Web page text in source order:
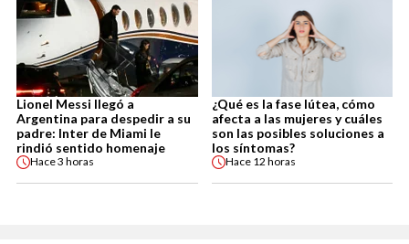
Lionel Messi llegó a
Argentina para despedir a su
padre: Inter de Miami le
rindió sentido homenaje
Hace3 horas
¿Qué es la fase lútea, cómo
afecta a las mujeres y cuáles
son las posibles soluciones a
los síntomas?
Hace 12 horas